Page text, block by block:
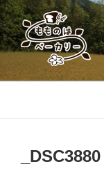
コ
ン
テ
ン
_DSC3880